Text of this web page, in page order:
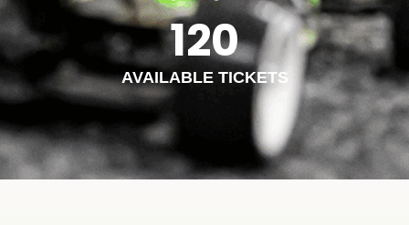
120
AVAILABLE TICKETS